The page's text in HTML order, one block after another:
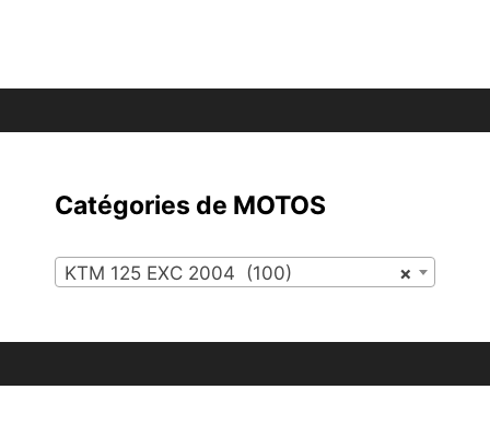
Catégories de MOTOS
×
KTM 125 EXC 2004 (100)